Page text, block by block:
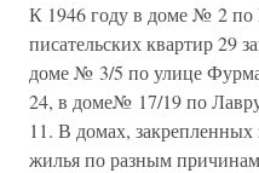
К 1946 году в доме № 2
писательских квартир 29
доме № 3/5 по улице
24, в доме№ 17/19 по
11. В домах, закрепленных
жилья по разным